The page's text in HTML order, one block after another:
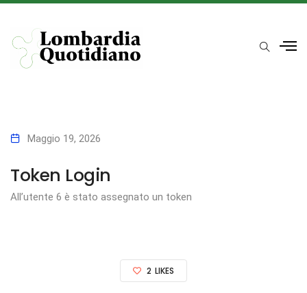
Maggio 19, 2026
Token Login
All’utente 6 è stato assegnato un token
2 LIKES